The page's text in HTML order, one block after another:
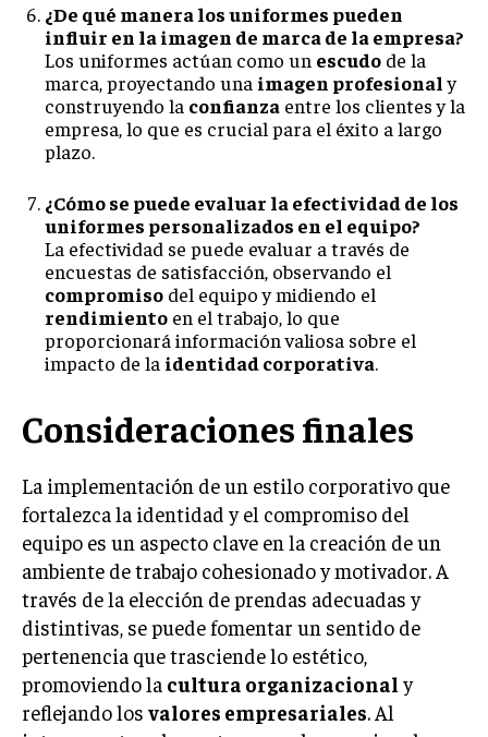
¿De qué manera los uniformes pueden
influir en la imagen de marca de la empresa?
Los uniformes actúan como un escudo de la
marca, proyectando una imagen profesionaly
construyendo la confianza entre los clientes y la
empresa, lo que es crucial para el éxito a largo
plazo.
¿Cómo se puede evaluar la efectividad de los
uniformes personalizados en el equipo?
La efectividad se puede evaluar a través de
encuestas de satisfacción, observando el
compromiso del equipo y midiendo el
rendimiento en el trabajo, lo que
proporcionará información valiosa sobre el
impacto de la identidad corporativa.
Consideraciones finales
La implementación de un estilo corporativo que
fortalezca la identidad y el compromiso del
equipo es un aspecto clave en la creación de un
ambiente de trabajo cohesionado y motivador. A
través de la elección de prendas adecuadas y
distintivas, se puede fomentar un sentido de
pertenencia que trasciende lo estético,
promoviendo la cultura organizacional y
reflejando los valores empresariales. Al